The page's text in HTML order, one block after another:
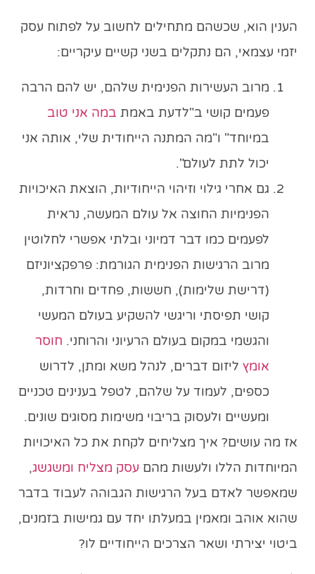
הענין הוא, שכשהם מתחילים לחשוב על לפתוח עסק
יזמי עצמאי, הם נתקלים בשני קשיים עיקריים:
מרוב העשירות הפנימית שלהם, יש להם הרבה
פעמים קושי ב"לדעת באמת במה אני טוב
במיוחד" ו"מה המתנה הייחודית שלי, אותה אני
יכול לתת לעולם".
גם אחרי גילוי וזיהוי הייחודיות, הוצאת האיכויות
הפנימיות החוצה אל עולם המעשה, נראית
לפעמים כמו דבר דמיוני ובלתי אפשרי לחלוטין
מרוב הרגישות הפנימית הגורמת: פרפקציוניזם
(דרישת שלימות), חששות, פחדים וחרדות,
קושי תפיסתי וריגשי להשקיע בעולם המעשי
והגשמי במקום בעולם הרעיוני והרוחני. חוסר
אומץ ליזום דברים, לנהל משא ומתן, לדרוש
כספים, לעמוד על שלהם, לטפל בענינים טכניים
ומעשיים ולעסוק בריבוי משימות מסוגים שונים.
אז מה עושים? איך מצליחים לקחת את כל האיכויות
המיוחדות הללו ולעשות מהם עסק מצליח ומשגשג,
שמאפשר לאדם בעל הרגישות הגבוהה לעבוד בדבר
שהוא אוהב ומאמין במעלתו יחד עם גמישות בזמנים,
ביטוי יצירתי ושאר הצרכים הייחודיים לו?